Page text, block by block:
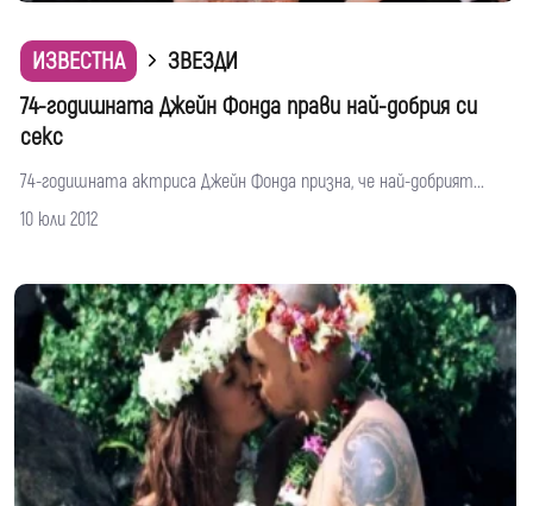
ИЗВЕСТНА
ЗВЕЗДИ
74-годишната Джейн Фонда прави най-добрия си
секс
74-годишната актриса Джейн Фонда призна, че най-добрият...
10 юли 2012